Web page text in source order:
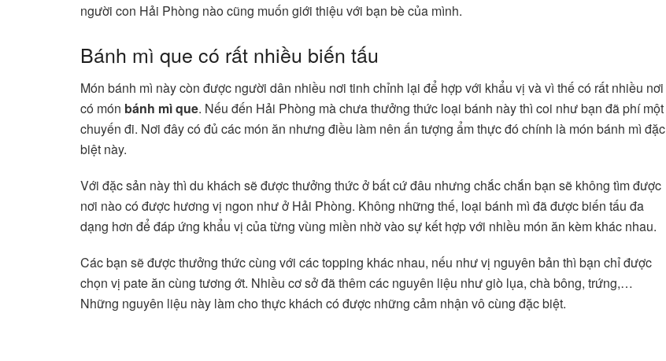
người con Hải Phòng nào cũng muốn giới thiệu với bạn bè của mình.
Bánh mì que có rất nhiều biến tấu
Món bánh mì này còn được người dân nhiều nơi tinh chỉnh lại để hợp với khẩu vị và vì thế có rất nhiều nơi
có món bánh mì que. Nếu đến Hải Phòng mà chưa thưởng thức loại bánh này thì coi như bạn đã phí một
chuyến đi. Nơi đây có đủ các món ăn nhưng điều làm nên ấn tượng ẩm thực đó chính là món bánh mì đặc
biệt này.
Với đặc sản này thì du khách sẽ được thưởng thức ở bất cứ đâu nhưng chắc chắn bạn sẽ không tìm được
nơi nào có được hương vị ngon như ở Hải Phòng. Không những thế, loại bánh mì đã được biến tấu đa
dạng hơn để đáp ứng khẩu vị của từng vùng miền nhờ vào sự kết hợp với nhiều món ăn kèm khác nhau.
Các bạn sẽ được thưởng thức cùng với các topping khác nhau, nếu như vị nguyên bản thì bạn chỉ được
chọn vị pate ăn cùng tương ớt. Nhiều cơ sở đã thêm các nguyên liệu như giò lụa, chà bông, trứng,…
Những nguyên liệu này làm cho thực khách có được những cảm nhận vô cùng đặc biệt.